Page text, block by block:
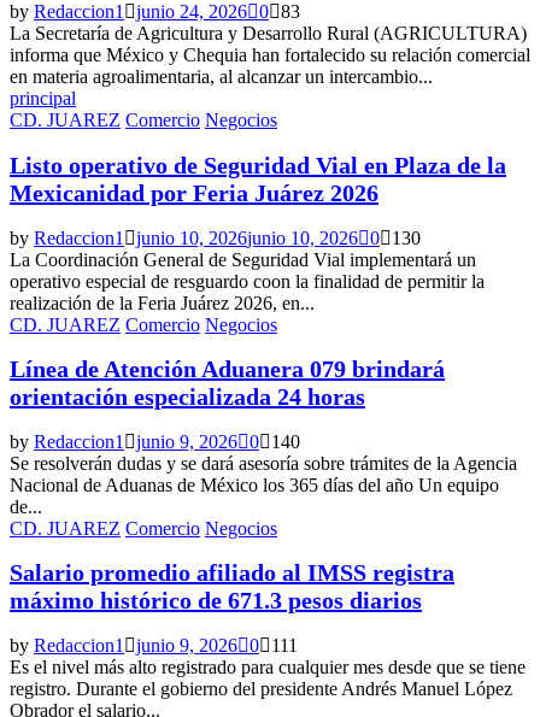
by Redaccion1 junio 24, 2026 0 83
La Secretaría de Agricultura y Desarrollo Rural (AGRICULTURA)
informa que México y Chequia han fortalecido su relación comercial
en materia agroalimentaria, al alcanzar un intercambio...
principal
CD. JUAREZ Comercio Negocios
Listo operativo de Seguridad Vial en Plaza de la
Mexicanidad por Feria Juárez 2026
by Redaccion1 junio 10, 2026junio 10, 2026 0
130
La Coordinación General de Seguridad Vial implementará un
operativo especial de resguardo coon la finalidad de permitir la
realización de la Feria Juárez 2026, en...
CD. JUAREZ Comercio Negocios
Línea de Atención Aduanera 079 brindará
orientación especializada 24 horas
by Redaccion1 junio 9, 2026 0
140
Se resolverán dudas y se dará asesoría sobre trámites de la Agencia
Nacional de Aduanas de México los 365 días del año Un equipo
de...
CD. JUAREZ Comercio Negocios
Salario promedio afiliado al IMSS registra
máximo histórico de 671.3 pesos diarios
by Redaccion1 junio 9, 2026 0
111
Es el nivel más alto registrado para cualquier mes desde que se tiene
registro. Durante el gobierno del presidente Andrés Manuel López
Obrador el salario...